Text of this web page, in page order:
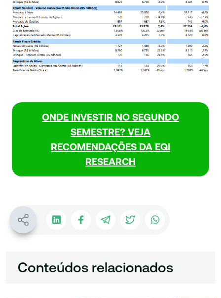
ONDE INVESTIR NO SEGUNDO
SEMESTRE? VEJA
RECOMENDAÇÕES DA EQI
RESEARCH
Conteúdos relacionados